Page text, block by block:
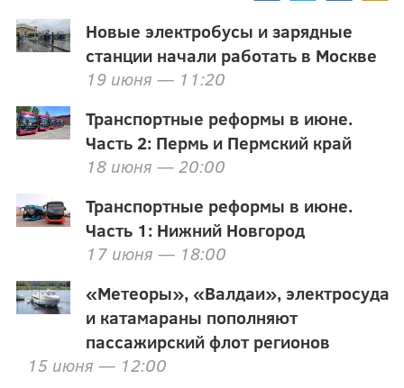
Новые электробусы и зарядные
станции начали работать в Москве
19 июня — 11:20
Транспортные реформы в июне.
Часть 2: Пермь и Пермский край
18 июня — 20:00
Транспортные реформы в июне.
Часть 1: Нижний Новгород
17 июня — 18:00
«Метеоры», «Валдаи», электросуда
и катамараны пополняют
пассажирский флот регионов
15 июня — 12:00